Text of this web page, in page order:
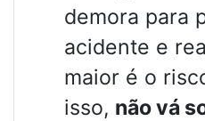
demora para
acidente e
maior é o
isso, não vá